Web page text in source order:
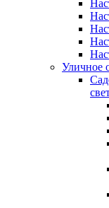
Уличное